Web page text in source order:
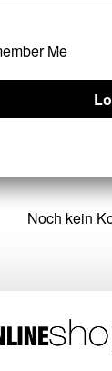
Me
Noch kein